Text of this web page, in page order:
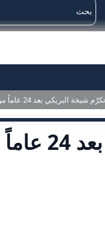
بعد 24 عاماً من العطاء
محاكم رأس الخيمة تكرّم شيخة البريكي بعد 24 عاماً